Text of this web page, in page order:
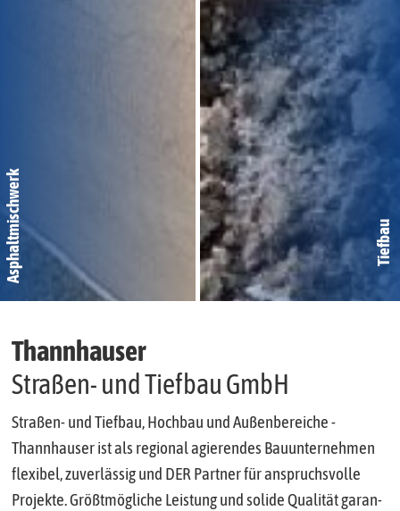
Asphaltmischwerk Tiefbau
Thannhauser
Straßen- und Tiefbau GmbH
Straßen- und Tiefbau, Hochbau und Außen­bereiche -
Thannhauser ist als regional agieren­des Bau­unter­nehmen
flexibel, zuver­lässig und DER Partner für anspruchs­volle
Projekte. Größt­mögliche Leistung und solide Qualität garan­